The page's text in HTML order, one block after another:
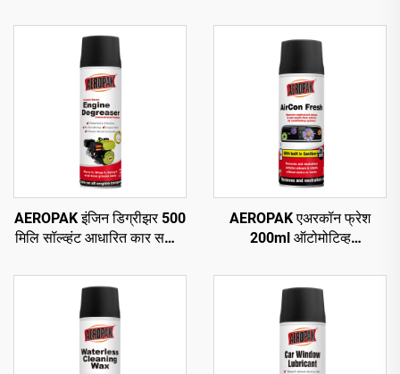
AEROPAK इंजिन डिग्रीझर 500
मिलि सॉल्व्हंट आधारित कार सफाई
AEROPAK एअरकॉन फ्रेश
200ml ऑटोमोटिव्ह
रिफ्रेशमेंट